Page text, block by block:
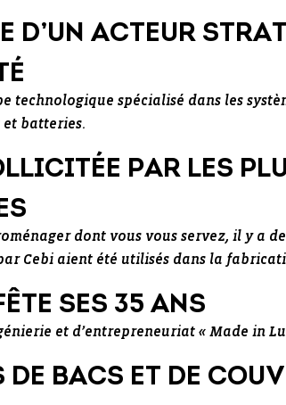
ACTEUR
technologique spécialisé dans les
batteries.
PAR LES
dont vous vous servez, il y a
Cebi aient été utilisés dans la
SES 35 ANS
et d’entrepreneuriat « Made in
BACS ET DE